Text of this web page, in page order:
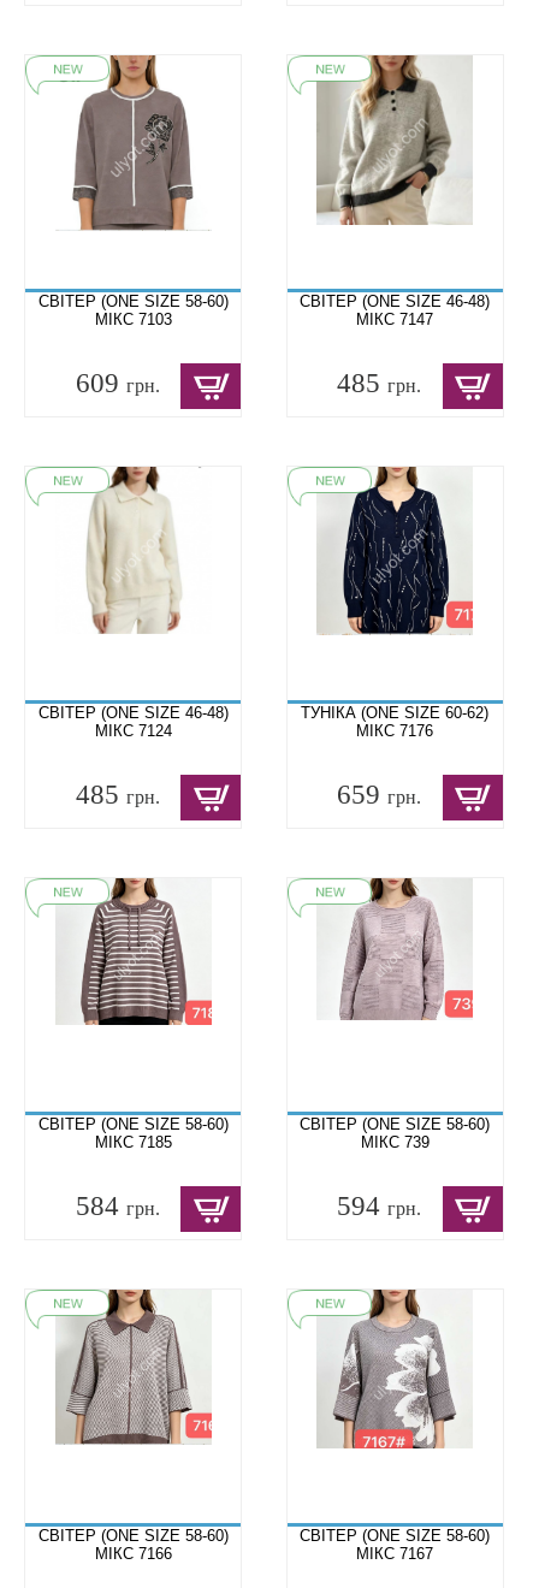
СВІТЕР (ONE SIZE 58-60)
МІКС 7103
609 грн.
СВІТЕР (ONE SIZE 46-48)
МІКС 7147
485грн.
СВІТЕР (ONE SIZE 46-48)
МІКС 7124
485 грн.
ТУНІКА (ONE SIZE 60-62)
МІКС 7176
659грн.
СВІТЕР (ONE SIZE 58-60)
МІКС 7185
584 грн.
СВІТЕР (ONE SIZE 58-60)
МІКС 739
594грн.
СВІТЕР (ONE SIZE 58-60)
МІКС 7166
СВІТЕР (ONE SIZE 58-60)
МІКС 7167